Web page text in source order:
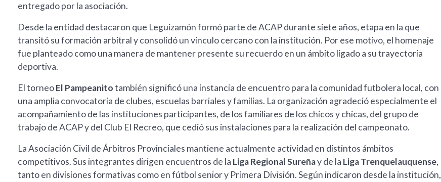
entregado por la asociación.
Desde la entidad destacaron que Leguizamón formó parte de ACAP durante siete años, etapa en la que
transitó su formación arbitral y consolidó un vínculo cercano con la institución. Por ese motivo, el homenaje
fue planteado como una manera de mantener presente su recuerdo en un ámbito ligado a su trayectoria
deportiva.
El torneoEl Pampeanitotambién significó una instancia de encuentro para la comunidad futbolera local, con
una amplia convocatoria de clubes, escuelas barriales y familias. La organización agradeció especialmente el
acompañamiento de las instituciones participantes, de los familiares de los chicos y chicas, del grupo de
trabajo de ACAP y del Club El Recreo, que cedió sus instalaciones para la realización del campeonato.
La Asociación Civil de Árbitros Provinciales mantiene actualmente actividad en distintos ámbitos
competitivos. Sus integrantes dirigen encuentros de la Liga Regional Sureñay de la Liga Trenquelauquense,
tanto en divisiones formativas como en fútbol senior y Primera División. Según indicaron desde la institución,